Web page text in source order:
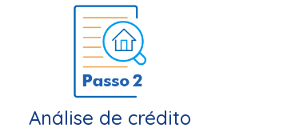
Análise de crédito